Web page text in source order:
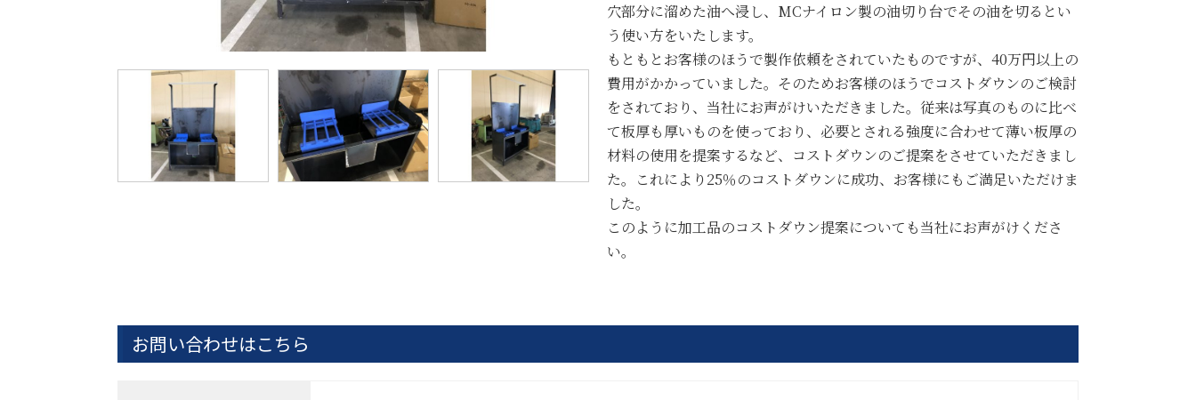
穴部分に溜めた油へ浸し、MCナイロン製の油切り台でその油を切るとい
う使い方をいたします。
もともとお客様のほうで製作依頼をされていたものですが、40万円以上の
費用がかかっていました。そのためお客様のほうでコストダウンのご検討
をされており、当社にお声がけいただきました。従来は写真のものに比べ
て板厚も厚いものを使っており、必要とされる強度に合わせて薄い板厚の
材料の使用を提案するなど、コストダウンのご提案をさせていただきまし
た。これにより25％のコストダウンに成功、お客様にもご満足いただけま
した。
このように加工品のコストダウン提案についても当社にお声がけくださ
い。
お問い合わせはこちら